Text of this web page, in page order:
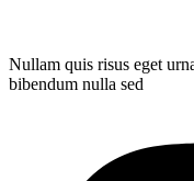
Nullam quis risus eget
bibendum nulla sed